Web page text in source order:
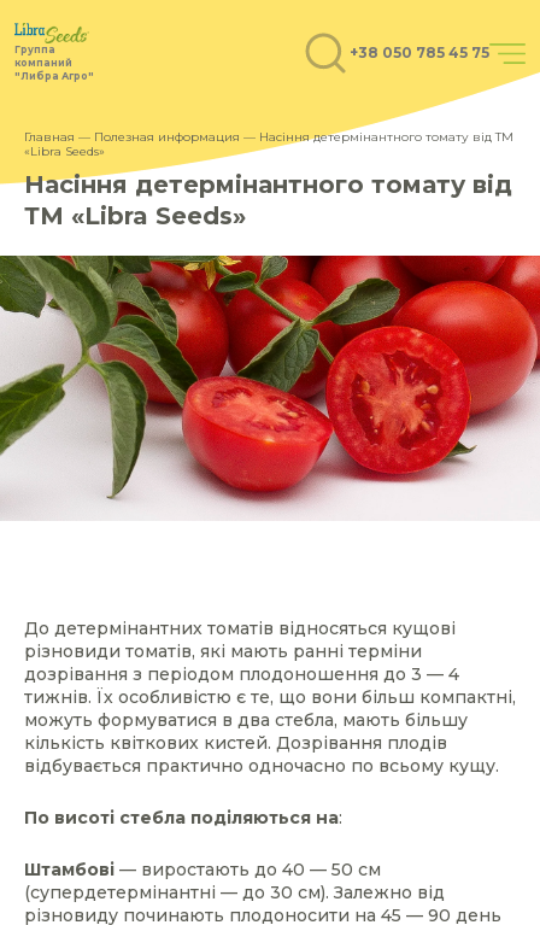
Группа
компаний
"Либра Агро"
+38 050 785 45 75
Главная — Полезная информация — Насіння детермінантного томату від ТМ
«Libra Seeds»
Насіння детермінантного томату від
ТМ «Libra Seeds»
До детермінантних томатів відносяться кущові
різновиди томатів, які мають ранні терміни
дозрівання з періодом плодоношення до 3 — 4
тижнів. Їх особливістю є те, що вони більш компактні,
можуть формуватися в два стебла, мають більшу
кількість квіткових кистей. Дозрівання плодів
відбувається практично одночасно по всьому кущу.
По висоті стебла поділяються на:
Штамбові — виростають до 40 — 50 см
(супердетермінантні — до 30 см). Залежно від
різновиду починають плодоносити на 45 — 90 день